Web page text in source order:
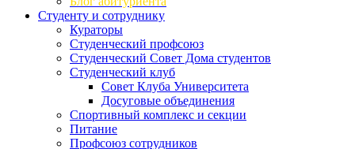
Студенту и сотруднику
Кураторы
Студенческий профсоюз
Студенческий Совет Дома студентов
Студенческий клуб
Совет Клуба Университета
Досуговые объединения
Спортивный комплекс и секции
Питание
Профсоюз сотрудников